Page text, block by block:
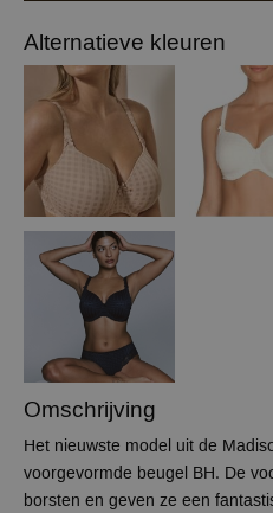
Alternatieve kleuren
Omschrijving
Het nieuwste model uit de
voorgevormde beugel BH. De
borsten en geven ze een